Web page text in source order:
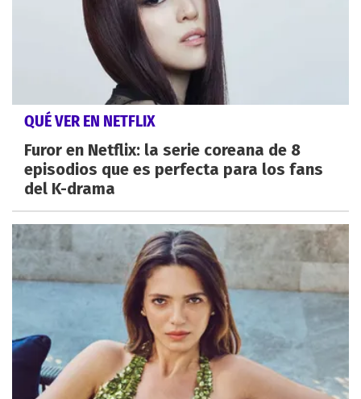
QUÉ VER EN NETFLIX
Furor en Netflix: la serie coreana de 8
episodios que es perfecta para los fans
del K-drama